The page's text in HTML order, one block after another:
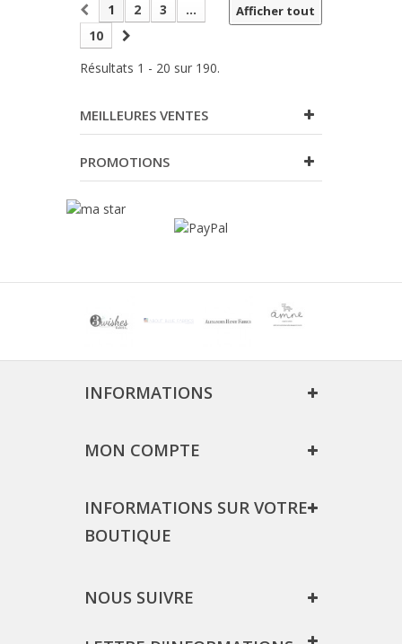
Afficher tout
1 2 3
...
10
Résultats 1 - 20 sur 190.
MEILLEURES VENTES
PROMOTIONS
INFORMATIONS
MON COMPTE
INFORMATIONS SUR VOTRE
BOUTIQUE
NOUS SUIVRE